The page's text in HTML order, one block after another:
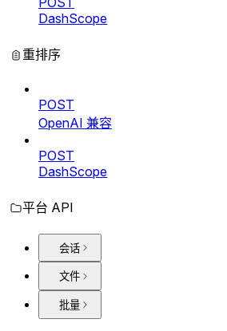
DashScope
重排序
POST
OpenAI 兼容
POST
DashScope
平台 API
会话
文件
批量